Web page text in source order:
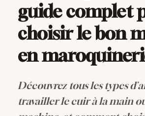
guide complet
choisir le bon
en
Découvrez tous les types
travailler le cuir à la main